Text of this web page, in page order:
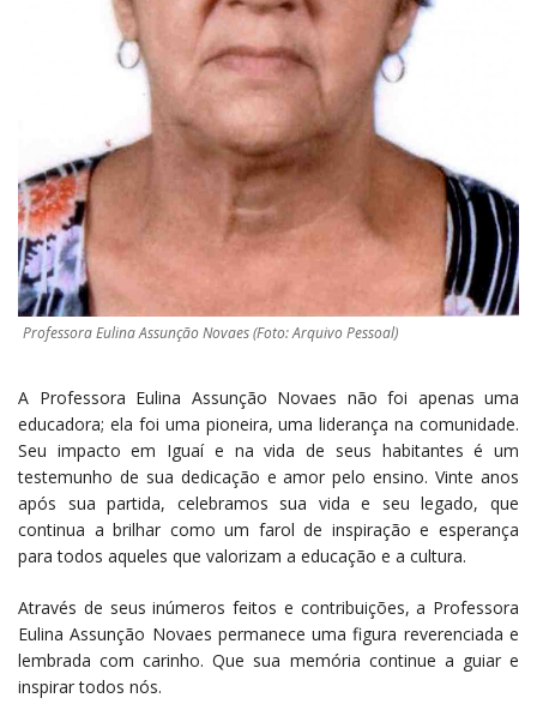
Professora Eulina Assunção Novaes (Foto: Arquivo Pessoal)
A Professora Eulina Assunção Novaes não foi apenas uma
educadora; ela foi uma pioneira, uma liderança na comunidade.
Seu impacto em Iguaí e na vida de seus habitantes é um
testemunho de sua dedicação e amor pelo ensino. Vinte anos
após sua partida, celebramos sua vida e seu legado, que
continua a brilhar como um farol de inspiração e esperança
para todos aqueles que valorizam a educação e a cultura.
Através de seus inúmeros feitos e contribuições, a Professora
Eulina Assunção Novaes permanece uma figura reverenciada e
lembrada com carinho. Que sua memória continue a guiar e
inspirar todos nós.